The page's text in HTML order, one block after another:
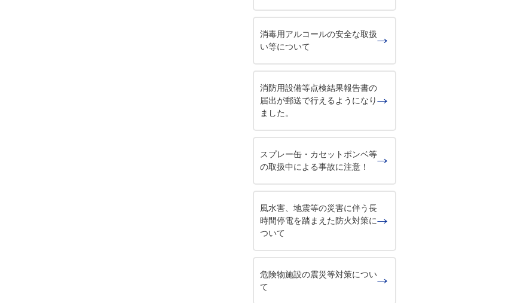
消毒用アルコールの安全な取扱
い等について
消防用設備等点検結果報告書の
届出が郵送で行えるようになり
ました。
スプレー缶・カセットボンベ等
の取扱中による事故に注意！
風水害、地震等の災害に伴う長
時間停電を踏まえた防火対策に
ついて
危険物施設の震災等対策につい
て